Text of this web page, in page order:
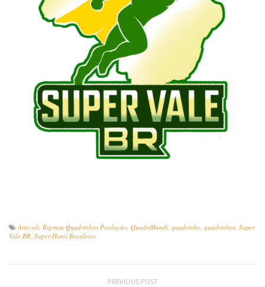
Artecult, Bigmau Quadrinhos Produção, QuadriMundi, quadrinho, quadrinhos, Super
Vale BR, Super-Herói Brasileiro
PREVIOUS POST